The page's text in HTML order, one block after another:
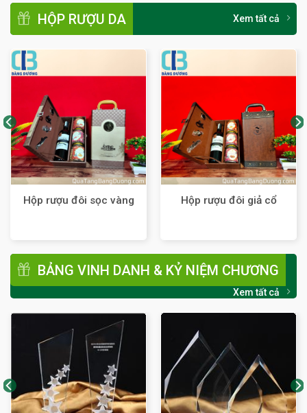
HỘP RƯỢU DA Xem tất cả
Hộp rượu đôi sọc vàng Hộp rượu đôi giả cổ
BẢNG VINH DANH & KỶ NIỆM CHƯƠNG
Xem tất cả